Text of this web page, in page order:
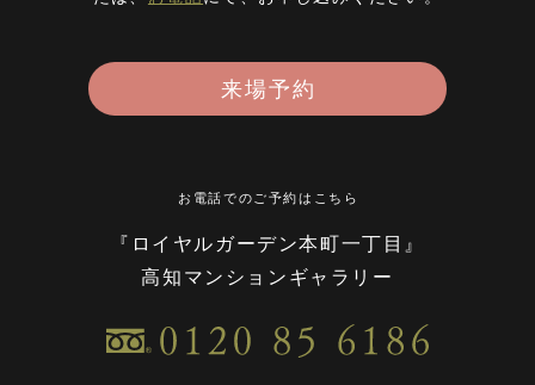
来場予約
お電話でのご予約はこちら
『ロイヤルガーデン本町一丁目』
高知マンションギャラリー